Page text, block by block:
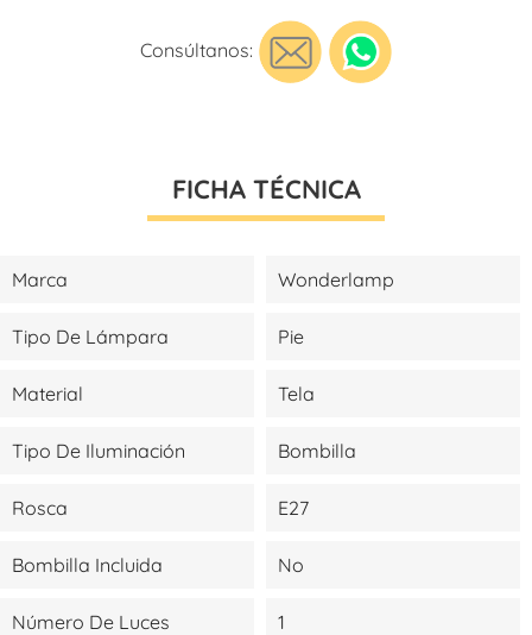
Consúltanos:
FICHA TÉCNICA
Marca Wonderlamp
Tipo De Lámpara Pie
Material Tela
Tipo De Iluminación Bombilla
Rosca E27
Bombilla Incluida No
Número De Luces 1